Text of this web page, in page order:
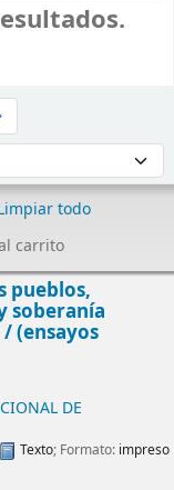
todo
carrito
pueblos,
soberanía
(ensayos
DE
Texto; Formato: impreso